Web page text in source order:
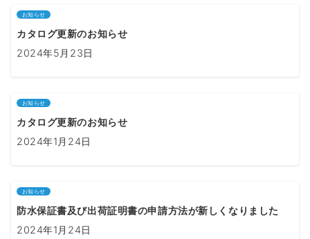
お知らせ
カタログ更新のお知らせ
2024年5月23日
お知らせ
カタログ更新のお知らせ
2024年1月24日
お知らせ
防水保証書及び出荷証明書の申請方法が新しくなりました
2024年1月24日